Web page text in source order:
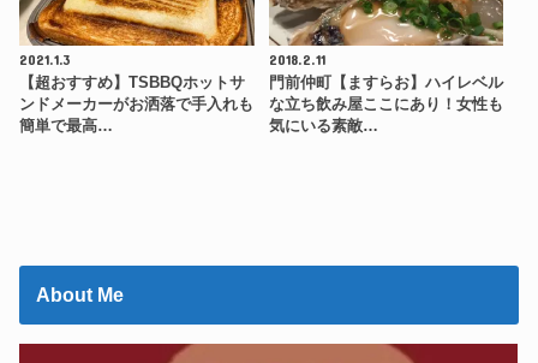
2021.1.3
【超おすすめ】TSBBQホットサ
ンドメーカーがお洒落で手入れも
簡単で最高…
2018.2.11
門前仲町【ますらお】ハイレベル
な立ち飲み屋ここにあり！女性も
気にいる素敵…
About Me